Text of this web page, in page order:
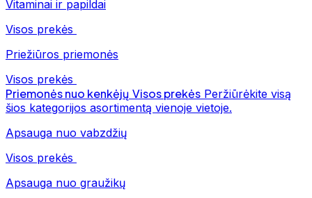
Vitaminai ir papildai
Visos prekės
Priežiūros priemonės
Visos prekės
Priemonės nuo kenkėjų Visos prekės Peržiūrėkite visą
šios kategorijos asortimentą vienoje vietoje.
Apsauga nuo vabzdžių
Visos prekės
Apsauga nuo graužikų